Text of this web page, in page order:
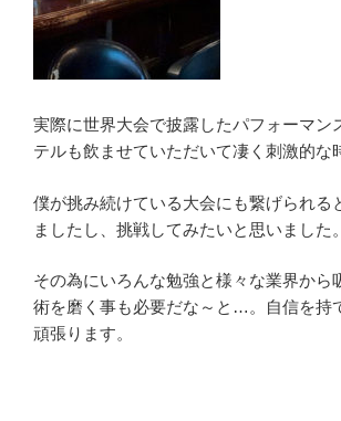
実際に世界大会で披露したパフォーマン
テルも飲ませていただいて凄く刺激的な
僕が挑み続けている大会にも繋げられる
ましたし、挑戦してみたいと思いました。
その為にいろんな勉強と様々な業界から
術を磨く事も必要だな～と…。自信を持
頑張ります。